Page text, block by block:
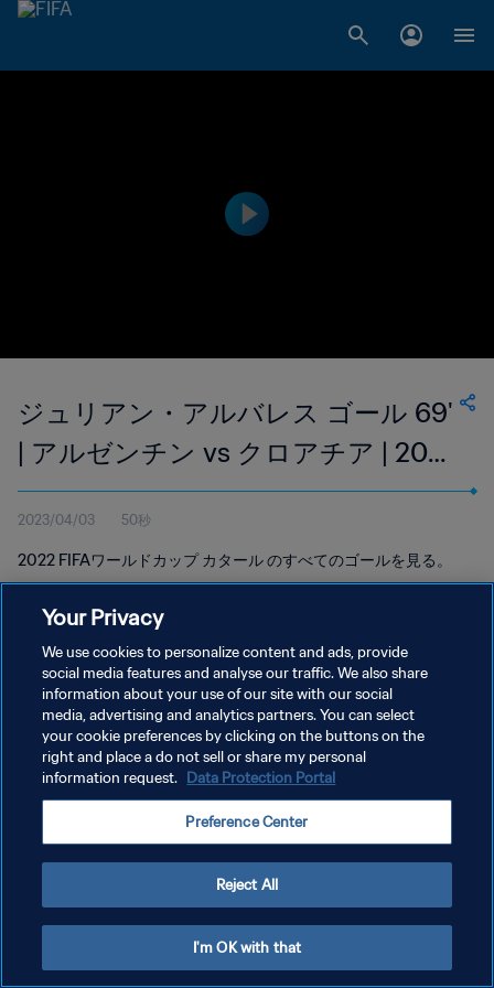
ジュリアン・アルバレス ゴール 69'
| アルゼンチン vs クロアチア | 2022
FIFAワールドカップ カタール
2023/04/03 50秒
2022 FIFAワールドカップ カタール のすべてのゴールを見る。
プライバシーポリシー
サービス利用規約
クッキー設定の管理
Your Privacy
We use cookies to personalize content and ads, provide
social media features and analyse our traffic. We also share
information about your use of our site with our social
media, advertising and analytics partners. You can select
your cookie preferences by clicking on the buttons on the
right and place a do not sell or share my personal
information request. Data Protection Portal
Preference Center
Reject All
I'm OK with that